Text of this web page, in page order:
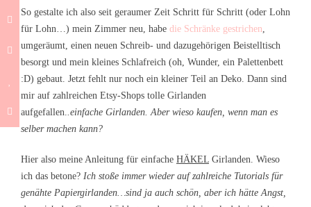
So gestalte ich also seit geraumer Zeit Schritt für Schritt (oder Lohn
für Lohn…) mein Zimmer neu, habe die Schränke gestrichen,
umgeräumt, einen neuen Schreib- und dazugehörigen Beistelltisch
besorgt und mein kleines Schlafreich (oh, Wunder, ein Palettenbett
:D) gebaut. Jetzt fehlt nur noch ein kleiner Teil an Deko. Dann sind
mir auf zahlreichen Etsy-Shops tolle Girlanden
aufgefallen..einfache Girlanden. Aber wieso kaufen, wenn man es
selber machen kann?
Hier also meine Anleitung für einfache HÄKEL Girlanden. Wieso
ich das betone? Ich stoße immer wieder auf zahlreiche Tutorials für
genähte Papiergirlanden…sind ja auch schön, aber ich hätte Angst,